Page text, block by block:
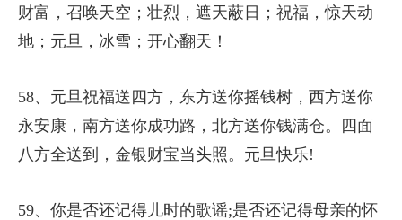
财富，召唤天空；壮烈，遮天蔽日；祝福，惊天动
地；元旦，冰雪；开心翻天！
58、元旦祝福送四方，东方送你摇钱树，西方送你
永安康，南方送你成功路，北方送你钱满仓。四面
八方全送到，金银财宝当头照。元旦快乐!
59、你是否还记得儿时的歌谣;是否还记得母亲的怀